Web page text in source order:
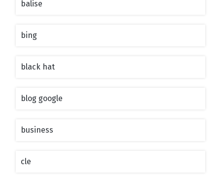
balise
bing
black hat
blog google
business
cle